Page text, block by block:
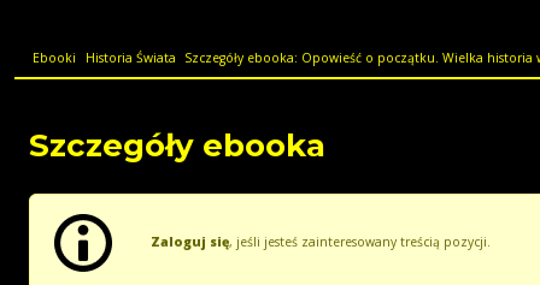
Ebooki Historia Świata Szczegóły ebooka: Opowieść o początku. Wielka historia
Szczegóły ebooka
Zaloguj się, jeśli jesteś zainteresowany treścią pozycji.